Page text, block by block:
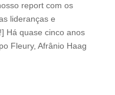
report com os
lideranças e
Há quase cinco anos
Fleury, Afrânio Haag